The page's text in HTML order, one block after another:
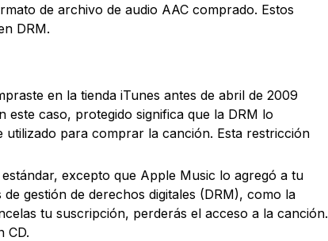
de archivo de audio AAC comprado. Estos
DRM.
en la tienda iTunes antes de abril de 2009
este caso, protegido significa que la DRM lo
para comprar la canción. Esta restricción
excepto que Apple Music lo agregó a tu
gestión de derechos digitales (DRM), como la
tu suscripción, perderás el acceso a la canción.
CD.